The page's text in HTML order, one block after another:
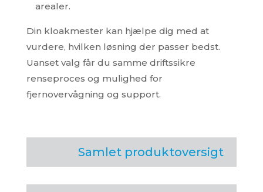
arealer.
Din kloakmester kan hjælpe dig med at
vurdere, hvilken løsning der passer bedst.
Uanset valg får du samme driftssikre
renseproces og mulighed for
fjernovervågning og support.
Samlet produktoversigt